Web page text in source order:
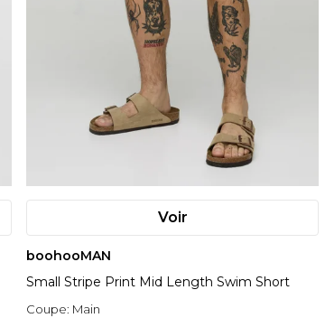
Voir
boohooMAN
Small Stripe Print Mid Length Swim Short
Coupe: Main